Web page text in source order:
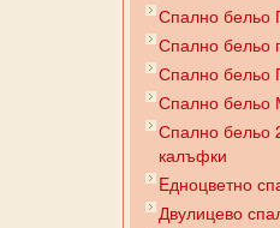
Спално бельо
Спално бельо
Спално бельо
Спално
Спално бельо
калъфки
Eдноцветно
Двулицево